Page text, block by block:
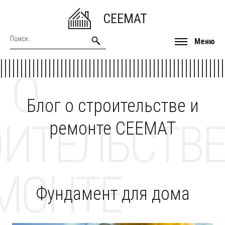
CEEMAT
Меню
Блог о строительстве и
ремонте CEEMAT
О
Фундамент для дома